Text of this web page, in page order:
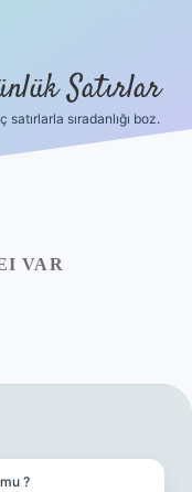
Satırlar
satırlarla sıradanlığı boz.
VAR
?